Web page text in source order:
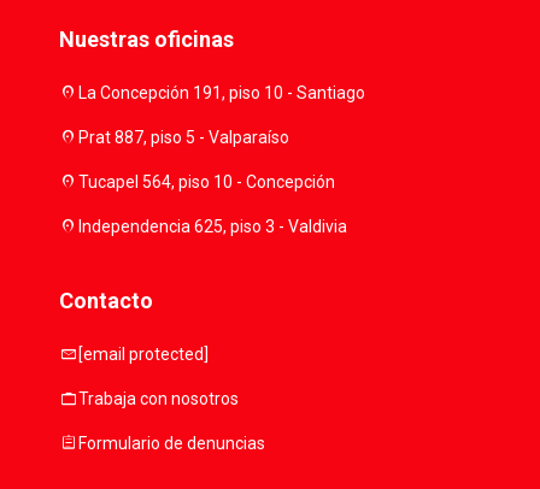
Nuestras oficinas
location_onLa Concepción 191, piso 10 - Santiago
location_onPrat 887, piso 5 - Valparaíso
location_onTucapel 564, piso 10 - Concepción
location_onIndependencia 625, piso 3 - Valdivia
Contacto
mail [email protected]
workTrabaja con nosotros
assignmentFormulario de denuncias